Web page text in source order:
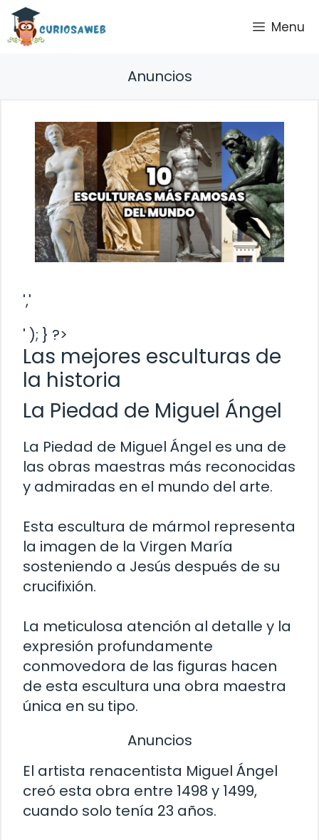
Saltar
contenido
Menu
Anuncios
','
' ); } ?>
Las mejores esculturas de
la historia
La Piedad de Miguel Ángel
La Piedad de Miguel Ángel es una de
las obras maestras más reconocidas
y admiradas en el mundo del arte.
Esta escultura de mármol representa
la imagen de la Virgen María
sosteniendo a Jesús después de su
crucifixión.
La meticulosa atención al detalle y la
expresión profundamente
conmovedora de las figuras hacen
de esta escultura una obra maestra
única en su tipo.
Anuncios
El artista renacentista Miguel Ángel
creó esta obra entre 1498 y 1499,
cuando solo tenía 23 años.